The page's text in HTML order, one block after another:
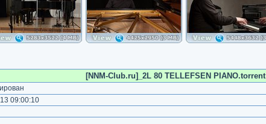
[NNM-Club.ru]_2L 80 TELLEFSEN PIANO.torrent
09:00:10